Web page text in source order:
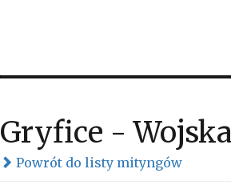
Gryfice -
Powrót do listy mityngów